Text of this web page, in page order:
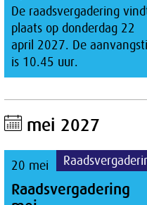
De raadsvergadering
plaats op donderdag 22
april 2027. De
is 10.45 uur.
mei 2027
20 mei
Raadsvergadering